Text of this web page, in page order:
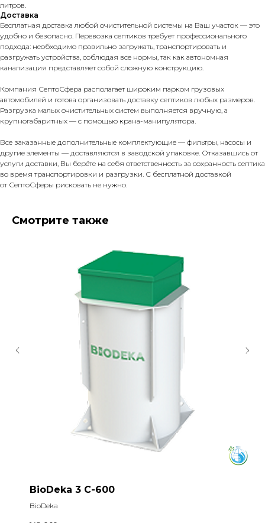
литров.
Доставка
Бесплатная доставка любой очистительной системы на Ваш участок — это
удобно и безопасно. Перевозка септиков требует профессионального
подхода: необходимо правильно загружать, транспортировать и
разгружать устройства, соблюдая все нормы, так как автономная
канализация представляет собой сложную конструкцию.
Компания СептоСфера располагает широким парком грузовых
автомобилей и готова организовать доставку септиков любых размеров.
Разгрузка малых очистительных систем выполняется вручную, а
крупногабаритных — с помощью крана-манипулятора.
Все заказанные дополнительные комплектующие — фильтры, насосы и
другие элементы — доставляются в заводской упаковке. Отказавшись от
услуги доставки, Вы берёте на себя ответственность за сохранность септика
во время транспортировки и разгрузки. С бесплатной доставкой
от СептоСферы рисковать не нужно.
Смотрите также
BioDeka 3 C-600
BioDeka